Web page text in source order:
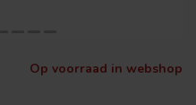
Op voorraad in webshop